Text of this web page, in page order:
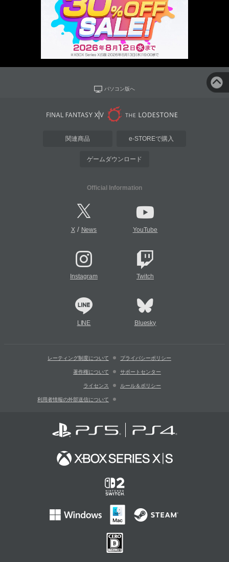
パソコン版へ
関連商品 e-STOREで購入
ゲームダウンロード
Official Information
X/ News YouTube
Instagram Twitch
LINE Bluesky
レーティング制度について プライバシーポリシー
著作権について サポートセンター
ライセンス ルール＆ポリシー
利用者情報の外部送信について